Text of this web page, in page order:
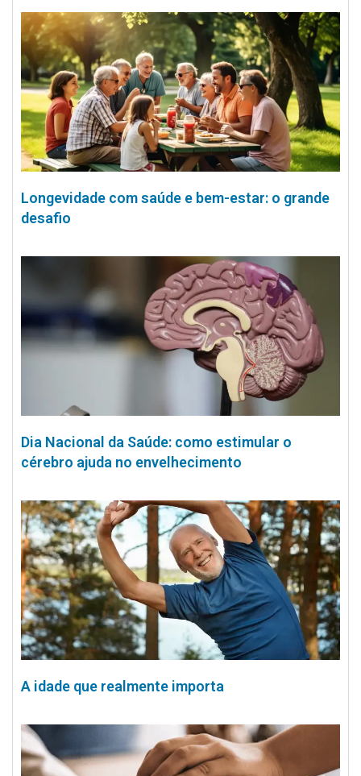
Longevidade com saúde e bem-estar: o grande
desafio
Dia Nacional da Saúde: como estimular o
cérebro ajuda no envelhecimento
A idade que realmente importa